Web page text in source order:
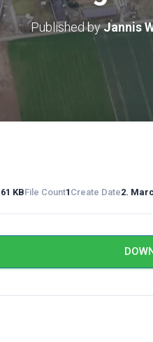
Published byJannis
KBFile Count1 Create Date2.